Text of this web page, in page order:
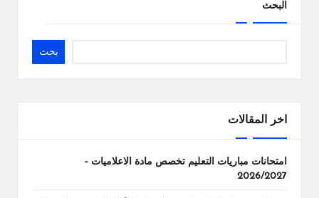
البحث
بحث
اخر المقالات
امتحانات مباريات التعليم تخصص مادة الاعلاميات –
2026/2027